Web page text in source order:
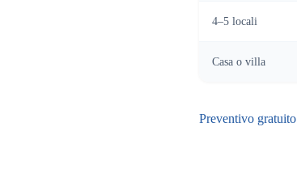
4–5 locali
Casa o villa
Preventivo gratuito